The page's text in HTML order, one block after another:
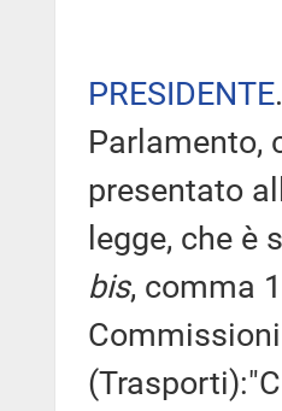
PRESIDENTE
Parlamento,
presentato
legge, che
bis, comma